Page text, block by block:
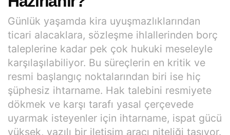
Günlük yaşamda kira uyuşmazlıklarından
ticari alacaklara, sözleşme ihlallerinden borç
taleplerine kadar pek çok hukuki meseleyle
karşılaşılabiliyor. Bu süreçlerin en kritik ve
resmi başlangıç noktalarından biri ise hiç
şüphesiz ihtarname. Hak talebini resmiyete
dökmek ve karşı tarafı yasal çerçevede
uyarmak isteyenler için ihtarname, ispat gücü
yüksek, yazılı bir iletişim aracı niteliği taşıyor.